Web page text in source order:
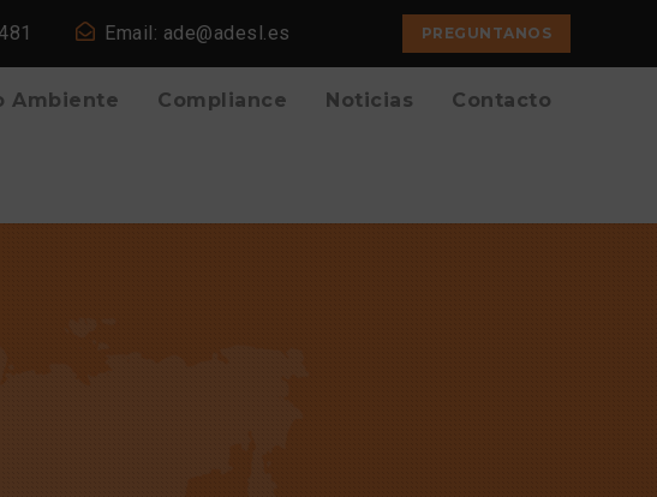
Email: ade@adesl.es PREGUNTANOS
Ambiente Compliance Noticias Contacto